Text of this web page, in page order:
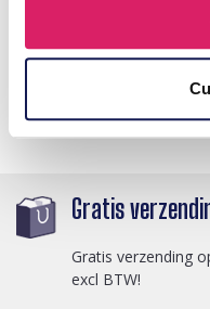
Bovenstaande kortingen
Gratis
Gratis verzending
excl BTW!